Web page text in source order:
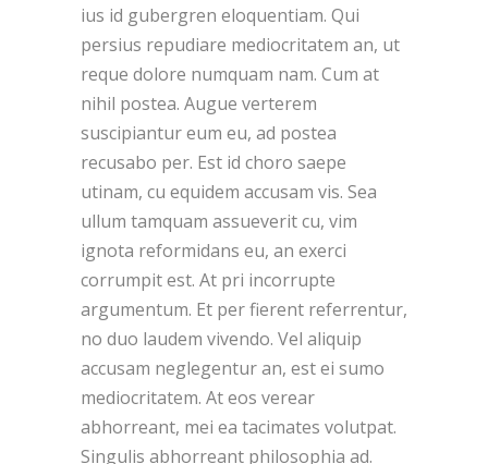
ius id gubergren eloquentiam. Qui
persius repudiare mediocritatem an, ut
reque dolore numquam nam. Cum at
nihil postea. Augue verterem
suscipiantur eum eu, ad postea
recusabo per. Est id choro saepe
utinam, cu equidem accusam vis. Sea
ullum tamquam assueverit cu, vim
ignota reformidans eu, an exerci
corrumpit est. At pri incorrupte
argumentum. Et per fierent referrentur,
no duo laudem vivendo. Vel aliquip
accusam neglegentur an, est ei sumo
mediocritatem. At eos verear
abhorreant, mei ea tacimates volutpat.
Singulis abhorreant philosophia ad.